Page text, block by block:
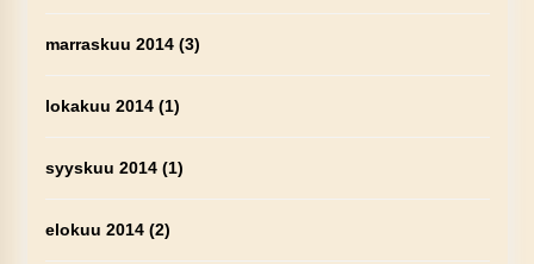
marraskuu 2014(3)
lokakuu 2014(1)
syyskuu 2014(1)
elokuu 2014(2)